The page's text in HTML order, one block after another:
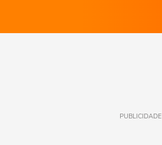
PUBLICIDADE